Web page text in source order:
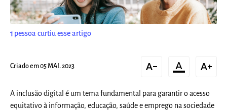
1 pessoa curtiu esse artigo
Criado em 05 MAI. 2023 text_decrease format_color_text text_increase
A inclusão digital é um tema fundamental para garantir o acesso
equitativo à informação, educação, saúde e emprego na sociedade